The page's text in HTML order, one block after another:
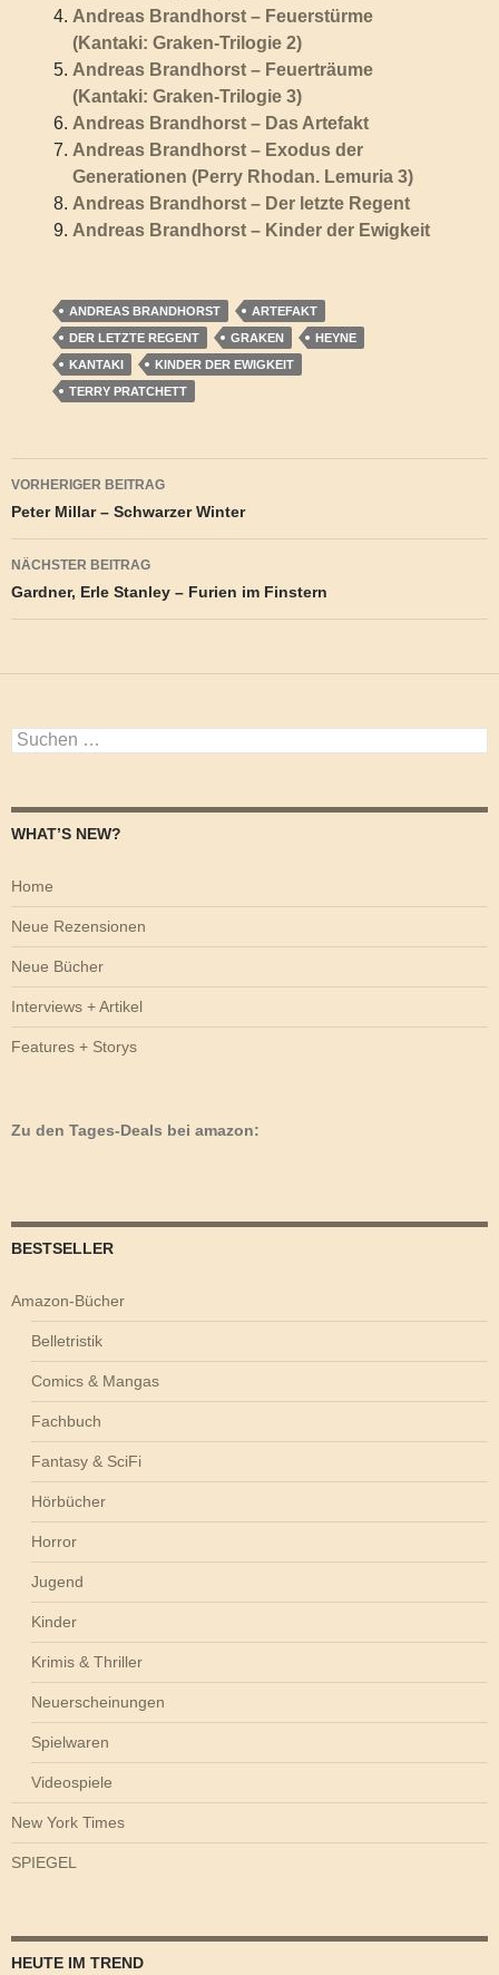
Andreas Brandhorst – Feuerstürme
(Kantaki: Graken-Trilogie 2)
Andreas Brandhorst – Feuerträume
(Kantaki: Graken-Trilogie 3)
Andreas Brandhorst – Das Artefakt
Andreas Brandhorst – Exodus der
Generationen (Perry Rhodan. Lemuria 3)
Andreas Brandhorst – Der letzte Regent
Andreas Brandhorst – Kinder der Ewigkeit
ANDREAS BRANDHORST
ARTEFAKT
DER LETZTE REGENT
GRAKEN
HEYNE
KANTAKI
KINDER DER EWIGKEIT
TERRY PRATCHETT
Beitragsnavigation
VORHERIGER BEITRAG
Peter Millar – Schwarzer Winter
NÄCHSTER BEITRAG
Gardner, Erle Stanley – Furien im Finstern
Suchen
nach:
WHAT’S NEW?
Home
Neue Rezensionen
Neue Bücher
Interviews + Artikel
Features + Storys
Zu den Tages-Deals bei amazon:
BESTSELLER
Amazon-Bücher
Belletristik
Comics & Mangas
Fachbuch
Fantasy & SciFi
Hörbücher
Horror
Jugend
Kinder
Krimis & Thriller
Neuerscheinungen
Spielwaren
Videospiele
New York Times
SPIEGEL
HEUTE IM TREND